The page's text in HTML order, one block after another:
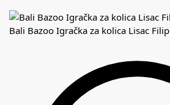
Bali Bazoo Igračka za kolica Lisac Filip